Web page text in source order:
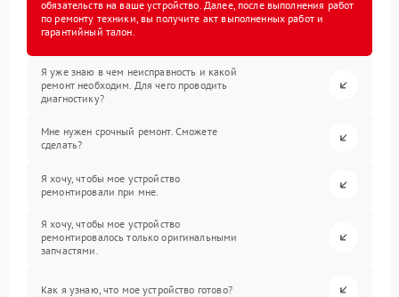
обязательств на ваше устройство. Далее, после выполнения работ
по ремонту техники, вы получите акт выполненных работ и
гарантийный талон.
Я уже знаю в чем неисправность и какой
ремонт необходим. Для чего проводить
диагностику?
Мне нужен срочный ремонт. Сможете
сделать?
Я хочу, чтобы мое устройство
ремонтировали при мне.
Я хочу, чтобы мое устройство
ремонтировалось только оригинальными
запчастями.
Как я узнаю, что мое устройство готово?